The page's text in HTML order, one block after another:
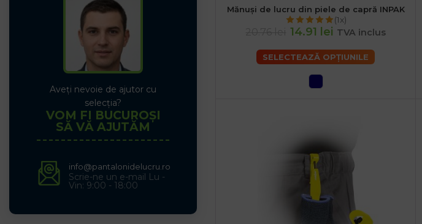
Aveți nevoie de ajutor cu
selecția?
VOM FI BUCUROȘI
SĂ VĂ AJUTĂM
info@pantalonidelucru.ro
Scrie-ne un e-mail Lu -
Vin: 9:00 - 18:00
M XL
Mănuși de lucru din piele de capră INPAK
(1x)
14.91 lei TVA inclus
SELECTEAZĂ OPȚIUNILE